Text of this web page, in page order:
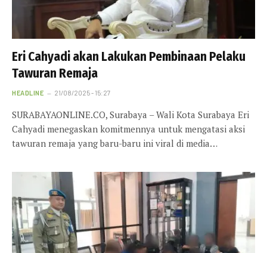
Eri Cahyadi akan Lakukan Pembinaan Pelaku
Tawuran Remaja
HEADLINE 21/08/2025 - 15:27
SURABAYAONLINE.CO, Surabaya – Wali Kota Surabaya Eri
Cahyadi menegaskan komitmennya untuk mengatasi aksi
tawuran remaja yang baru-baru ini viral di media…